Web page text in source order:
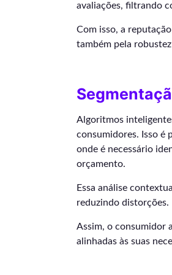
avaliações, filtrando
Com isso, a
também pela
Algoritmos
consumidores. Isso é
onde é necessário
orçamento.
Essa análise
reduzindo distorções.
Assim, o consumidor
alinhadas às suas